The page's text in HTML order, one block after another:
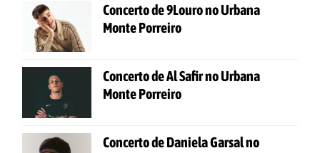
Concerto de 9Louro no Urbana
Monte Porreiro
Concerto de Al Safir no Urbana
Monte Porreiro
Concerto de Daniela Garsal no